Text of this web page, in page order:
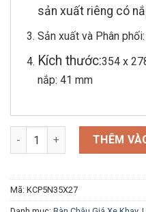
sản xuất riêng có
Sản xuất và Phân
Kích thước:354 x
nắp: 41 mm
Khay Cơm Phần Inox Cao
THÊM
Mã: KCP5N35X27